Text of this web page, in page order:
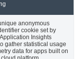
anonymous
cookie set by
Insights
gather statistical usage
data for apps built on